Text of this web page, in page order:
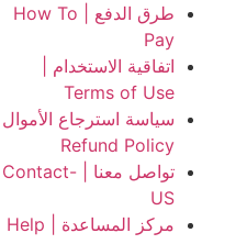
طرق الدفع | How To
Pay
اتفاقية الاستخدام |
Terms of Use
سياسة استرجاع الأموال |
Refund Policy
تواصل معنا | Contact-
US
مركز المساعدة | Help